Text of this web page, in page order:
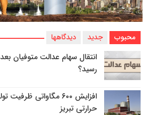
محبوب جدید دیدگاهها
رسید؟
افزایش ۶۰۰ مگاواتی
حرارتی تبریز